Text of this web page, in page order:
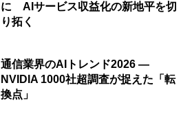
に AIサービス収益化の新地平を切
り拓く
通信業界のAIトレンド2026 ―
NVIDIA 1000社超調査が捉えた「転
換点」